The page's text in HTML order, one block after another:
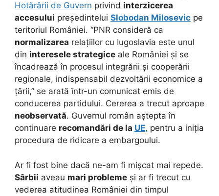
Hotărârii de Guvern privind interzicerea
accesului președintelui Slobodan Milosevic pe
teritoriul României. “PNR consideră ca
normalizarea relațiilor cu Iugoslavia este unul
din interesele strategice ale României și se
încadrează în procesul integrării și cooperării
regionale, indispensabil dezvoltării economice a
țării,” se arată într-un comunicat emis de
conducerea partidului. Cererea a trecut aproape
neobservată. Guvernul român aștepta în
continuare recomandări de la UE, pentru a iniția
procedura de ridicare a embargoului.
Ar fi fost bine dacă ne-am fi mișcat mai repede.
Sârbii aveau mari probleme și ar fi trecut cu
vederea atitudinea României din timpul